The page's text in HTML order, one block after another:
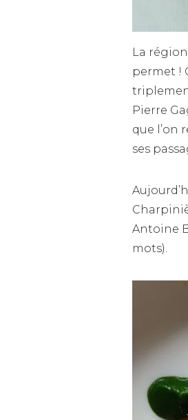
La
permet !
Pierre
que l’on
ses
Antoine
mots).